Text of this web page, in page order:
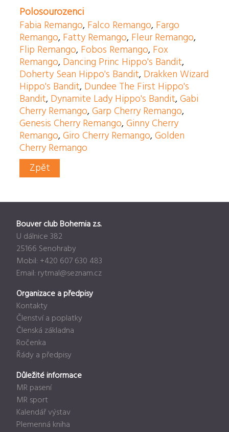
Polosourozenci
Fabia Remango, Falco Remango, Fargo
Remango, Fatty Remango, Fleur Remango,
Flip Remango, Fobos Remango, Fox
Remango, Dancing Princ Hippo's Bandit,
Doherty Sean Hippo's Bandit, Drakken Wizard
Hippo's Bandit, Dundee The First Hippo's
Bandit, Dynamite Lady Hippo's Bandit,Gabi
Cherry Remango,Garp Cherry Remango,
Genesis Cherry Remango,Ginny Cherry
Remango,Giro Cherry Remango,Golden
Cherry Remango
Zpět
Bouver club Bohemia z.s.
U dálnice 382
25166 Senohraby
Mobil: +420 607 630 483
Email: rytmal@seznam.cz
Organizace a předpisy
Kontakty
Členství a poplatky
Členská základna
Ročenka
Řády a předpisy
Důležité informace
MR pasení
MR sport
Kalendář výstav
Plemenná kniha